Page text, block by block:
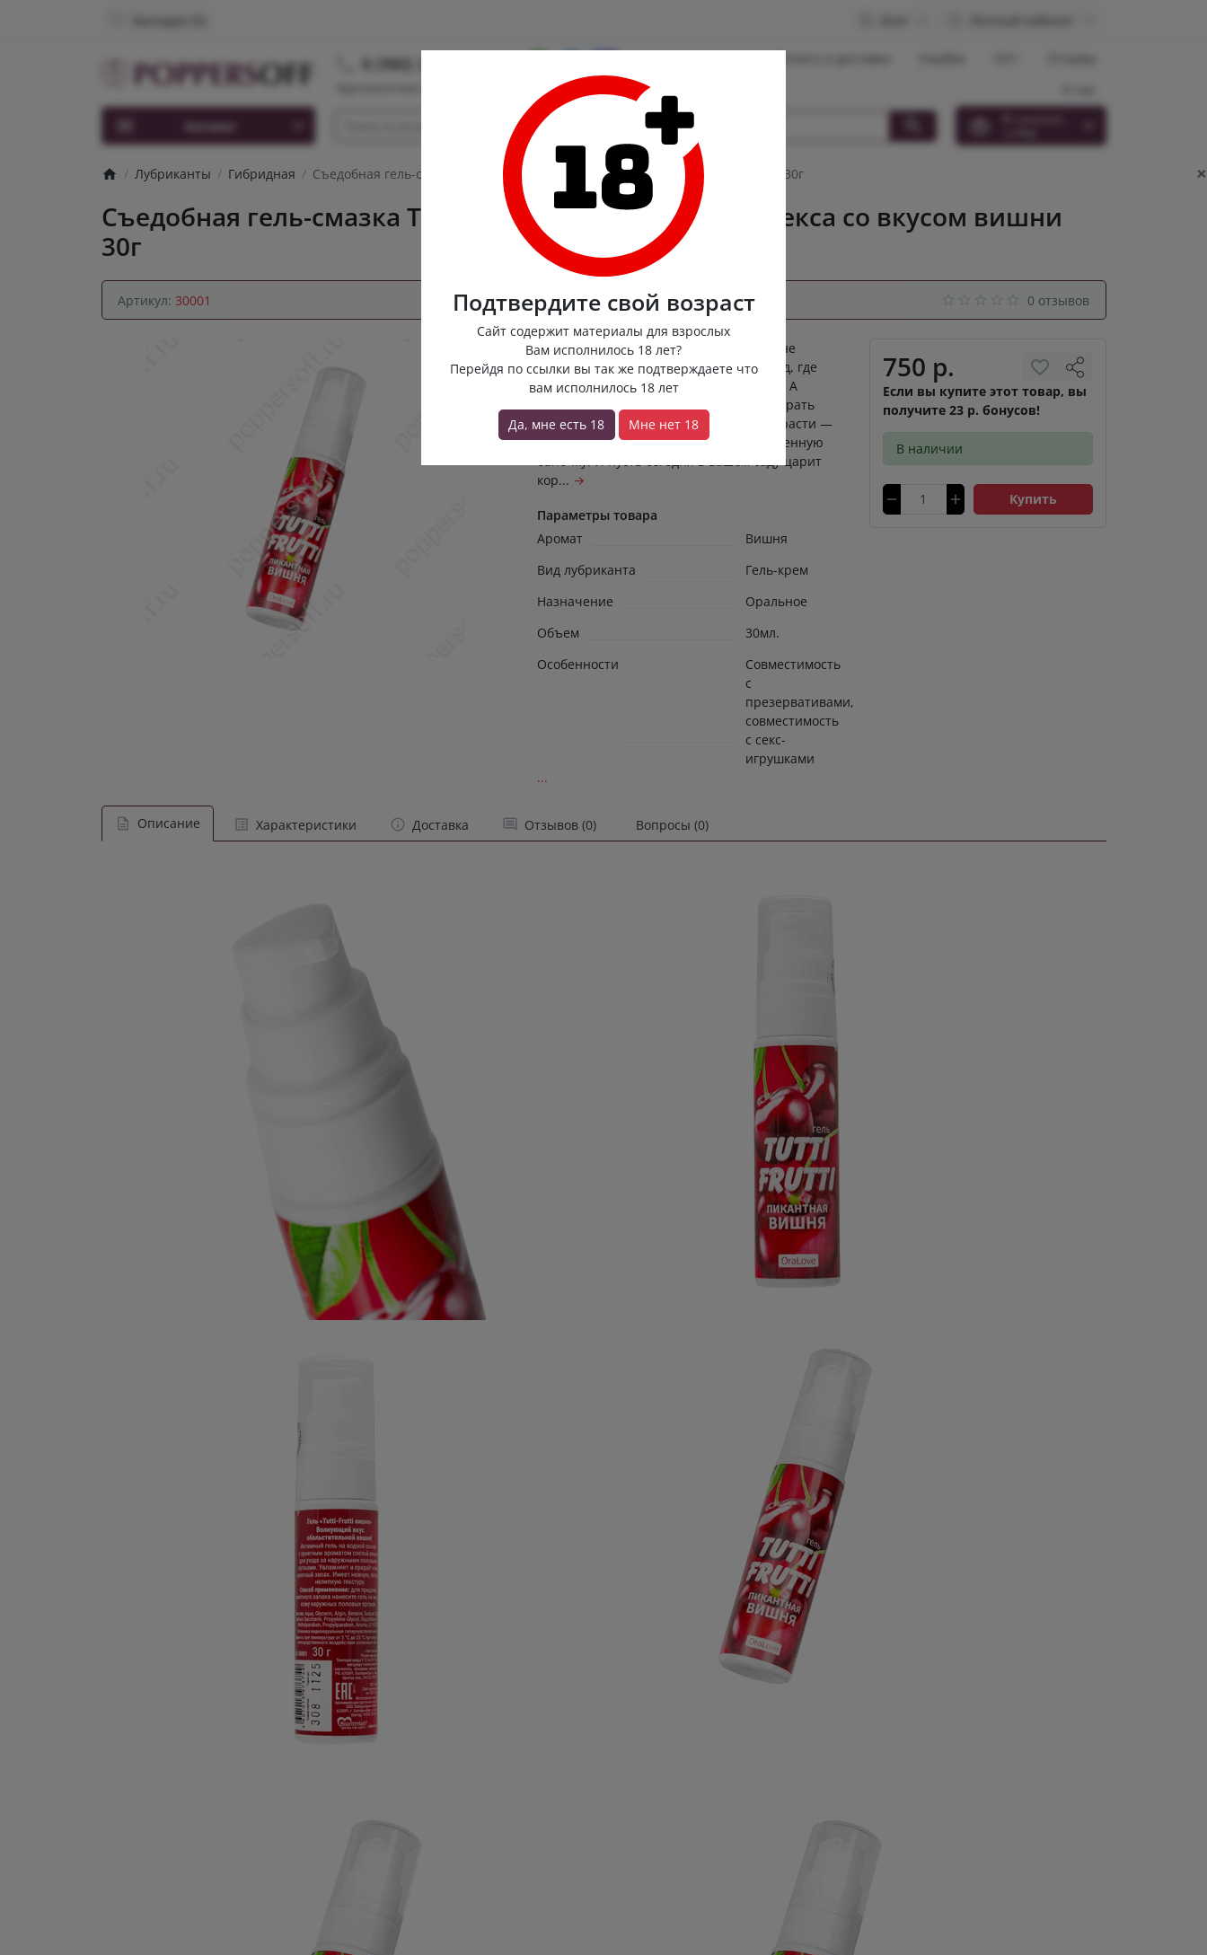
Подтвердите свой возраст
Сайт содержит материалы для взрослых
Вам исполнилось 18 лет?
Перейдя по ссылки вы так же подтверждаете что
вам исполнилось 18 лет
Да, мне есть 18 Мне нет 18
8 (980) 222-88-55
Каталог
×
Лубриканты Гибридная Съедобная гель-смазка TUTTI-FRUTTI для орального секса со вкусом вишни 30г
Съедобная гель-смазка TUTTI-FRUTTI для орального секса со вкусом вишни
30г
Артикул: 30001 0 отзывов
750 р.
Если вы купите этот товар, вы
получите 23 р. бонусов!
В наличии
Купить
Представьте, что ваши поцелуи — это не
просто поцелуи, а целый фруктовый сад, где
каждый миг — это новый, сочный плод. А
теперь представьте, что вы можете собрать
весь этот Tutti Frutti — «все фрукты» страсти —
в одну маленькую, но очень могущественную
баночку. И пусть сегодня в вашем саду царит
кор... →
Параметры товара
Аромат
Вишня
Вид лубриканта
Гель-крем
Назначение
Оральное
Объем
30мл.
Особенности
Совместимость
с
презервативами,
совместимость
с секс-
игрушками
...
Описание Характеристики Доставка Отзывов (0) Вопросы (0)